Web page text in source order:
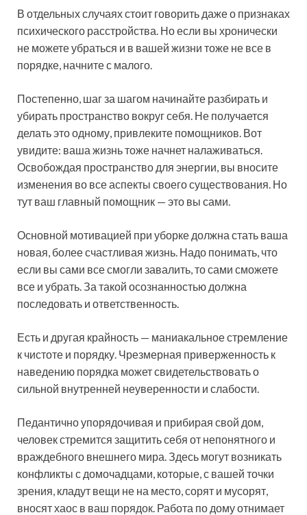
В отдельных случаях стоит говорить даже о признаках
психического расстройства. Но если вы хронически
не можете убраться и в вашей жизни тоже не все в
порядке, начните с малого.
Постепенно, шаг за шагом начинайте разбирать и
убирать пространство вокруг себя. Не получается
делать это одному, привлеките помощников. Вот
увидите: ваша жизнь тоже начнет налаживаться.
Освобождая пространство для энергии, вы вносите
изменения во все аспекты своего существования. Но
тут ваш главный помощник — это вы сами.
Основной мотивацией при уборке должна стать ваша
новая, более счастливая жизнь. Надо понимать, что
если вы сами все смогли завалить, то сами сможете
все и убрать. За такой осознанностью должна
последовать и ответственность.
Есть и другая крайность — маниакальное стремление
к чистоте и порядку. Чрезмерная приверженность к
наведению порядка может свидетельствовать о
сильной внутренней неуверенности и слабости.
Педантично упорядочивая и прибирая свой дом,
человек стремится защитить себя от непонятного и
враждебного внешнего мира. Здесь могут возникать
конфликты с домочадцами, которые, с вашей точки
зрения, кладут вещи не на место, сорят и мусорят,
вносят хаос в ваш порядок. Работа по дому отнимает